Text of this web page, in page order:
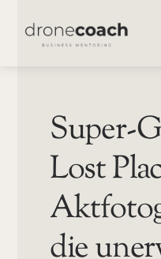
Super-
Lost
die